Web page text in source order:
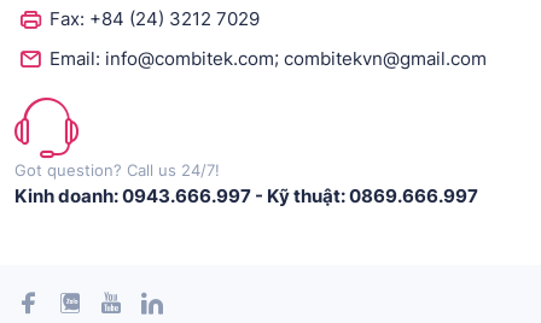
Fax: +84 (24) 3212 7029
Email: info@combitek.com; combitekvn@gmail.com
Got question? Call us 24/7!
Kinh doanh: 0943.666.997 - Kỹ thuật: 0869.666.997